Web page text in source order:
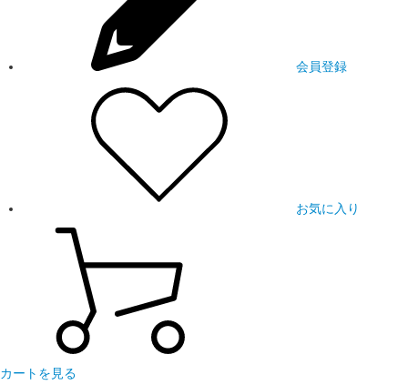
会員登録
お気に入り
カートを見る